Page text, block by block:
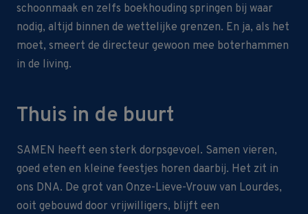
schoonmaak en zelfs boekhouding springen bij waar
nodig, altijd binnen de wettelijke grenzen. En ja, als het
moet, smeert de directeur gewoon mee boterhammen
in de living.
Thuis in de buurt
SAMEN heeft een sterk dorpsgevoel. Samen vieren,
goed eten en kleine feestjes horen daarbij. Het zit in
ons DNA. De grot van Onze-Lieve-Vrouw van Lourdes,
ooit gebouwd door vrijwilligers, blijft een